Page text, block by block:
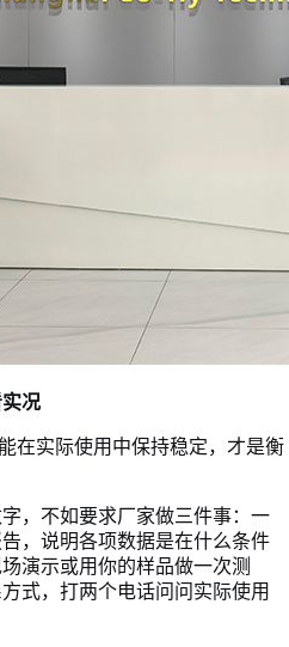
况
在实际使用中保持稳定，才是衡
，不如要求厂家做三件事：一
，说明各项数据是在什么条件
演示或用你的样品做一次测
式，打两个电话问问实际使用